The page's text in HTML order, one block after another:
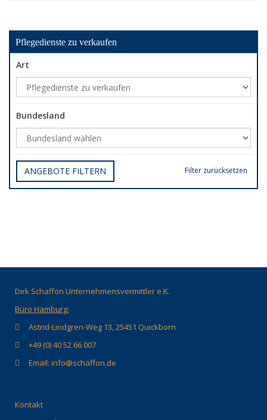
Pflegedienste zu verkaufen
Art
Bundesland
Filter zurücksetzen
ANGEBOTE FILTERN
Dirk Schaffon Unternehmensvermittler e.K.
Büro Hamburg:
Astrid-Lindgren-Weg 13, 25451 Quickborn
+49 (0) 40 52 66 007
Email: info@schaffon.de
Kontakt